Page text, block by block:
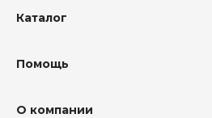
Каталог
Помощь
О компании